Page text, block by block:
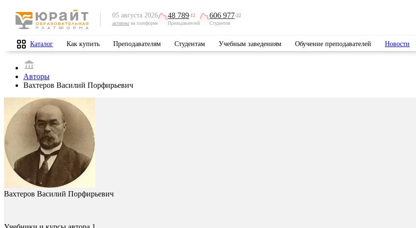
05 августа 2026
активны на платформе
48 789-12
Преподавателей
606 977-22
Студентов
Каталог Как купить Преподавателям Студентам Учебным заведениям Обучение преподавателей Новости
Авторы
Вахтеров Василий Порфирьевич
Вахтеров Василий Порфирьевич